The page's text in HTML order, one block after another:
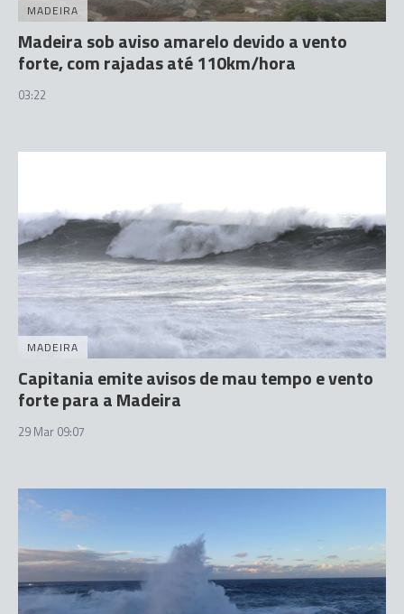
MADEIRA
Madeira sob aviso amarelo devido a vento
forte, com rajadas até 110km/hora
03:22
MADEIRA
Capitania emite avisos de mau tempo e vento
forte para a Madeira
29 Mar 09:07